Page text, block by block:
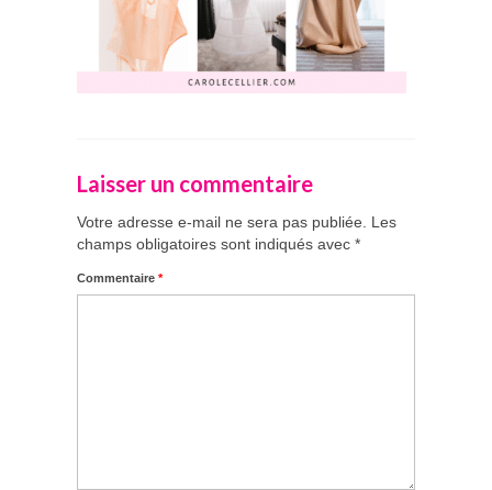
Blog
Médias
Laisser un commentaire
Votre adresse e-mail ne sera pas publiée.
Les
champs obligatoires sont indiqués avec *
Commentaire *